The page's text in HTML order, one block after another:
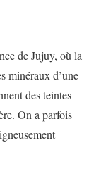
de Jujuy, où la
minéraux d’une
des teintes
On a parfois